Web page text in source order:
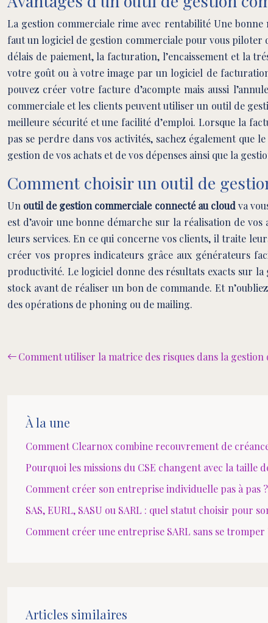
La gestion commerciale rime avec rentabilité Une
faut un logiciel de gestion commerciale pour vous piloter
délais de paiement, la facturation, l’encaissement et la
votre goût ou à votre image par un logiciel de
pouvez créer votre facture d’acompte mais aussi
commerciale et les clients peuvent utiliser un outil de
meilleure sécurité et une facilité d’emploi. Lorsque la
pas se perdre dans vos activités, sachez également que
gestion de vos achats et de vos dépenses ainsi que la
Comment choisir un outil de
Un outil de gestion commerciale connecté au cloud va
est d’avoir une bonne démarche sur la réalisation de vos
leurs services. En ce qui concerne vos clients, il traite
créer vos propres indicateurs grâce aux générateurs
productivité. Le logiciel donne des résultats exacts sur la
stock avant de réaliser un bon de commande. Et
des opérations de phoning ou de mailing.
Comment utiliser la matrice des risques dans la gestion
À la une
Comment Clearnox combine recouvrement de
Pourquoi les missions du CSE changent avec la taille
Comment créer son entreprise individuelle pas à pas ?
SAS, EURL, SASU ou SARL : quel statut choisir pour
Comment créer une entreprise SARL sans se tromper
Articles similaires